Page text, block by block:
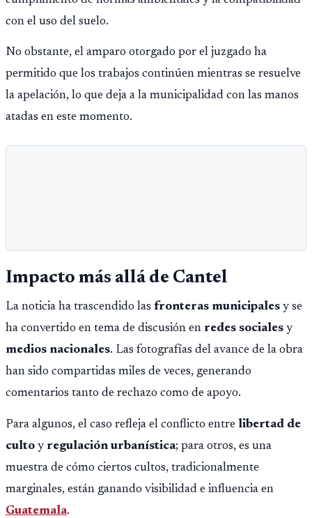
con el uso del suelo.
No obstante, el amparo otorgado por el juzgado ha
permitido que los trabajos continúen mientras se resuelve
la apelación, lo que deja a la municipalidad con las manos
atadas en este momento.
Impacto más allá de Cantel
La noticia ha trascendido las fronteras municipales y se
ha convertido en tema de discusión en redes sociales y
medios nacionales. Las fotografías del avance de la obra
han sido compartidas miles de veces, generando
comentarios tanto de rechazo como de apoyo.
Para algunos, el caso refleja el conflicto entre libertad de
culto y regulación urbanística; para otros, es una
muestra de cómo ciertos cultos, tradicionalmente
marginales, están ganando visibilidad e influencia en
Guatemala.